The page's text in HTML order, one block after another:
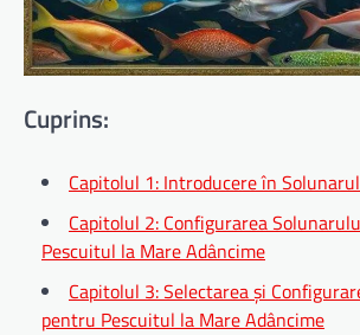
Cuprins:
Capitolul 1: Introducere în
Capitolul 2: Configurarea
Pescuitul la Mare Adâncime
Capitolul 3: Selectarea și
pentru Pescuitul la Mare Adâncime